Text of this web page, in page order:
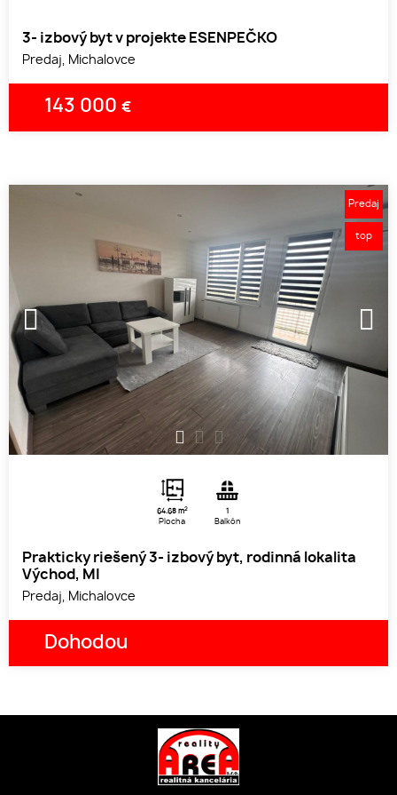
3- izbový byt v projekte ESENPEČKO
Predaj, Michalovce
143 000 €
1 3
64.68 m2
Plocha
1
Balkón
Prakticky riešený 3- izbový byt, rodinná lokalita
Východ, MI
Predaj, Michalovce
Dohodou
Predaj
top